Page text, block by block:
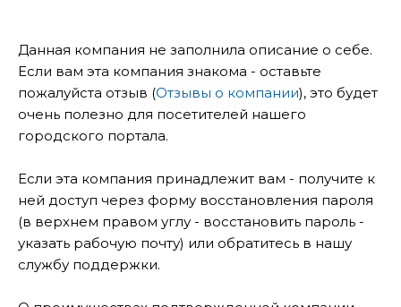
Данная компания не заполнила описание о себе.
Если вам эта компания знакома - оставьте
пожалуйста отзыв (Отзывы о компании), это будет
очень полезно для посетителей нашего
городского портала.
Если эта компания принадлежит вам - получите к
ней доступ через форму восстановления пароля
(в верхнем правом углу - восстановить пароль -
указать рабочую почту) или обратитесь в нашу
службу поддержки.